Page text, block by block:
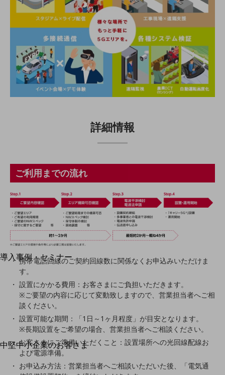
ドコモBiz データ無制限 ドコモ MAX ドコモ mini ドコモBiz かけ放題
ケータイプラン
5Gデータプラス
データプラス
IoT向け回線料金
回線・ネットワーク
別ウィンドウで開きます
サービスをご利用中のお客さま
導入事例・セミナー
導入事例TOP
最新の導入事例や注目の導入事例をご紹介します
セミナー
開催・出展する各種セミナー、イベント情報をご紹介します
別ウィンドウで開きます
中堅中小企業のお客さま
NTTドコモビジネスウォッチ
ビジネスお役立ち情報
詳細情報
ご利用までの流れ
携帯電話回線のご契約回線数に関係なくお申込みいただけま
す。
設置にかかる費用：お客さまにご負担いただきます。
※ご要望の内容に応じて変動致しますので、営業担当者へご相
談ください。
設置可能な期間：「1日～1ヶ月程度」が目安となります。
※長期設置をご希望の場合、営業担当者へご相談ください。
お客さまにご準備いただくこと：設置場所への光回線配線お
よび電源準備。
お申込み方法：営業担当者へご相談いただいた後、「電気通